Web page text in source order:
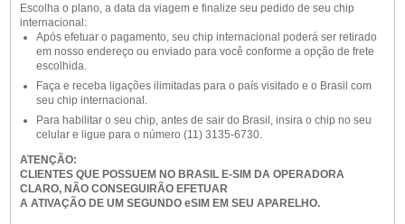
Escolha o plano, a data da viagem e finalize seu pedido de seu chip
internacional:
Após efetuar o pagamento, seu chip internacional poderá ser retirado
em nosso endereço ou enviado para você conforme a opção de frete
escolhida.
Faça e receba ligações ilimitadas para o país visitado e o Brasil com
seu chip internacional.
Para habilitar o seu chip, antes de sair do Brasil, insira o chip no seu
celular e ligue para o número (11) 3135-6730.
ATENÇÃO:
CLIENTES QUE POSSUEM NO BRASIL E-SIM DA OPERADORA
CLARO, NÃO CONSEGUIRÃO EFETUAR
A ATIVAÇÃO DE UM SEGUNDO eSIM EM SEU APARELHO.